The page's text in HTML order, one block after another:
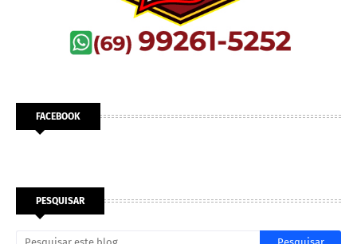
FACEBOOK
PESQUISAR